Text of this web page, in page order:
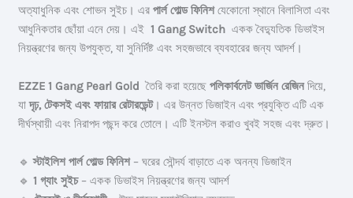
অত্যাধুনিক এবং শোভন সুইচ। এরপার্ল গোল্ড ফিনিশযেকোনো স্থানে বিলাসিতা এবং
আধুনিকতার ছোঁয়া এনে দেয়। এই1 Gang Switchএকক বৈদ্যুতিক ডিভাইস
নিয়ন্ত্রণের জন্য উপযুক্ত, যা সুনির্দিষ্ট এবং সহজভাবে ব্যবহারের জন্য আদর্শ।
EZZE 1 Gang Pearl Gold তৈরি করা হয়েছেপলিকার্বনেট ভার্জিন রেজিনদিয়ে,
যাদৃঢ়, টেকসই এবং ফায়ার রেটারডেন্ট। এর উন্নত ডিজাইন এবং প্রযুক্তি এটি এক
দীর্ঘস্থায়ী এবং নিরাপদ পছন্দ করে তোলে। এটি ইনস্টল করাও খুবই সহজ এবং দ্রুত।
🔹স্টাইলিশ পার্ল গোল্ড ফিনিশ– ঘরের সৌন্দর্য বাড়াতে এক অনন্য ডিজাইন
🔹1 গ্যাং সুইচ– একক ডিভাইস নিয়ন্ত্রণের জন্য আদর্শ